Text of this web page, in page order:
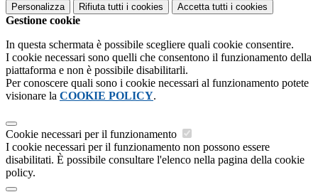
Personalizza Rifiuta tutti i cookies Accetta tutti i cookies
Gestione cookie
In questa schermata è possibile scegliere quali cookie consentire.
I cookie necessari sono quelli che consentono il funzionamento della
piattaforma e non è possibile disabilitarli.
Per conoscere quali sono i cookie necessari al funzionamento potete
visionare la COOKIE POLICY.
Cookie necessari per il funzionamento
I cookie necessari per il funzionamento non possono essere
disabilitati. È possibile consultare l'elenco nella pagina della cookie
policy.